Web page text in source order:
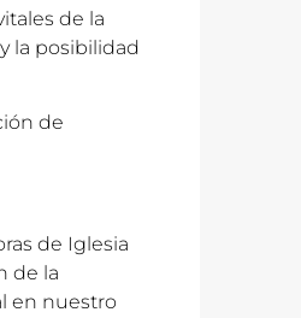
de la
la posibilidad
de
de Iglesia
de la
en nuestro